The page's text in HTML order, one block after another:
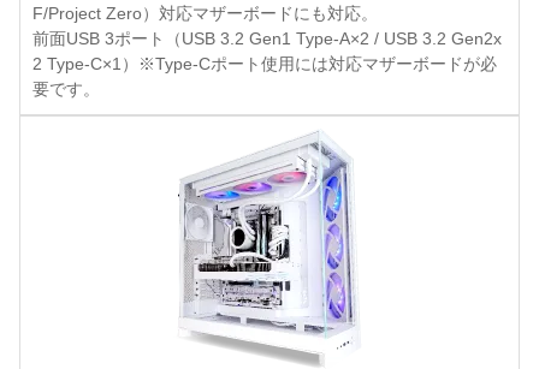
F/Project Zero）対応マザーボードにも対応。
前面USB 3ポート（USB 3.2 Gen1 Type-A×2 / USB 3.2 Gen2x
2 Type-C×1）※Type-Cポート使用には対応マザーボードが必
要です。